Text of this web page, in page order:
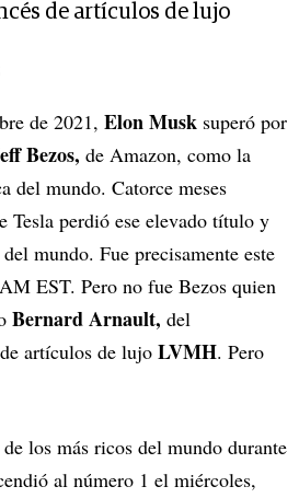
de artículos de lujo
de 2021, Elon Musk superó por
Bezos, de Amazon, como la
del mundo. Catorce meses
Tesla perdió ese elevado título y
mundo. Fue precisamente este
EST. Pero no fue Bezos quien
Bernard Arnault, del
artículos de lujo LVMH. Pero
los más ricos del mundo durante
al número 1 el miércoles,